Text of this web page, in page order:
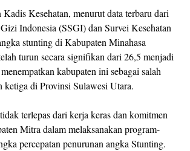
Kesehatan, menurut data terbaru dari
Indonesia (SSGI) dan Survei Kesehatan
stunting di Kabupaten Minahasa
turun secara signifikan dari 26,5 menjadi
kabupaten ini sebagai salah
ketiga di Provinsi Sulawesi Utara.
terlepas dari kerja keras dan komitmen
Mitra dalam melaksanakan program-
percepatan penurunan angka Stunting.